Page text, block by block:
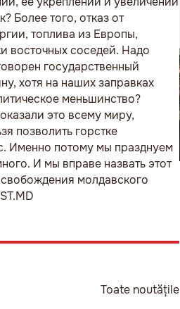
Более того, отказ от
топлива из Европы,
восточных соседей. Надо
государственный
хотя на наших заправках
меньшинство?
это всему миру,
позволить горстке
Именно потому мы празднуем
И мы вправе назвать этот
молдавского
Toate noutățile